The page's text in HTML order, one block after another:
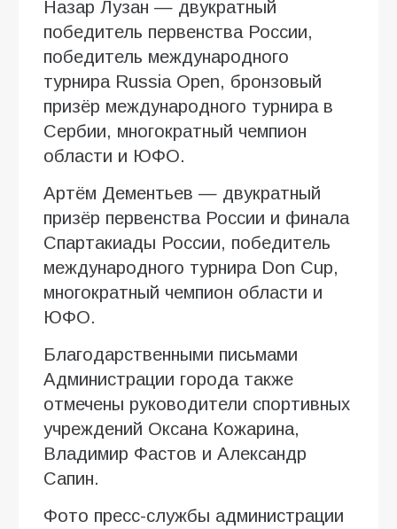
Назар Лузан — двукратный
победитель первенства России,
победитель международного
турнира Russia Open, бронзовый
призёр международного турнира в
Сербии, многократный чемпион
области и ЮФО.
Артём Дементьев — двукратный
призёр первенства России и финала
Спартакиады России, победитель
международного турнира Don Cup,
многократный чемпион области и
ЮФО.
Благодарственными письмами
Администрации города также
отмечены руководители спортивных
учреждений Оксана Кожарина,
Владимир Фастов и Александр
Сапин.
Фото пресс-службы администрации